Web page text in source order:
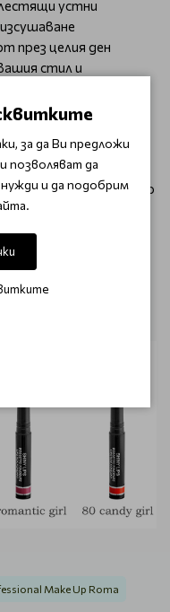
устни
през целия ден
стил и
директно върху
форма за равномерно
нанесете
Lip Liner за
Make Up Roma
за да Ви предложи
позволяват да
и да подобрим